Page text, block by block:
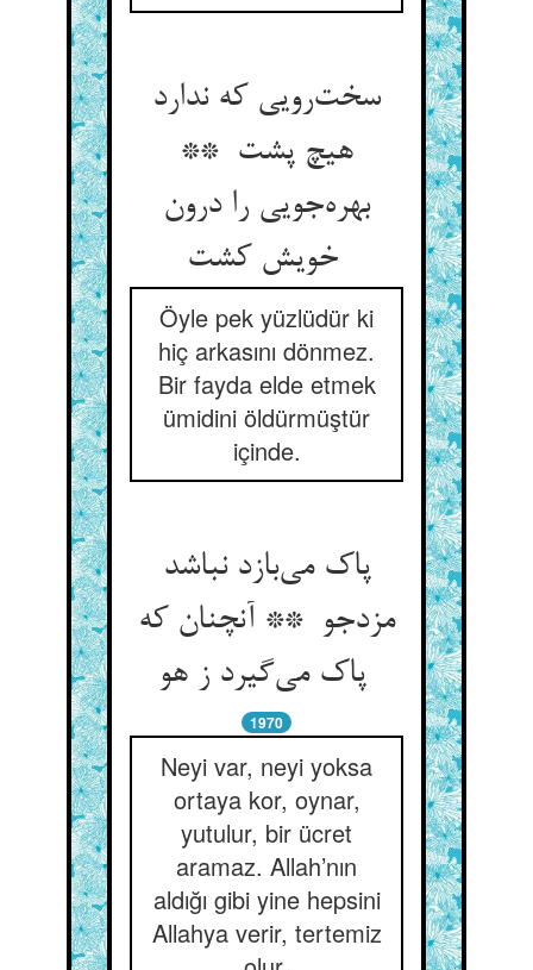
سخت‌رویی که ندارد
هیچ پشت **
بهره‌جویی را درون
خویش کشت
Öyle pek yüzlüdür ki
hiç arkasını dönmez.
Bir fayda elde etmek
ümidini öldürmüştür
içinde.
پاک می‌بازد نباشد
مزدجو ** آنچنان که
پاک می‌گیرد ز هو
1970
Neyi var, neyi yoksa
ortaya kor, oynar,
yutulur, bir ücret
aramaz. Allah’nın
aldığı gibi yine hepsini
Allahya verir, tertemiz